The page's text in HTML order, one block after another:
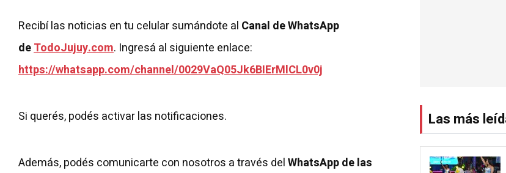
Recibí las noticias en tu celular sumándote al Canal de WhatsApp
deTodoJujuy.com. Ingresá al siguiente enlace:
https://whatsapp.com/channel/0029VaQ05Jk6BIErMlCL0v0j
Si querés, podés activar las notificaciones.
Además, podés comunicarte con nosotros a través delWhatsApp de las
Las más